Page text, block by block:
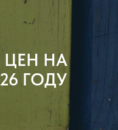
ЦЕН НА
ГОДУ